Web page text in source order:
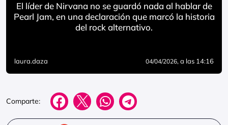
El líder de Nirvana no se guardó nada al hablar de
Pearl Jam, en una declaración que marcó la historia
del rock alternativo.
laura.daza 04/04/2026, a las 14:16
Comparte: